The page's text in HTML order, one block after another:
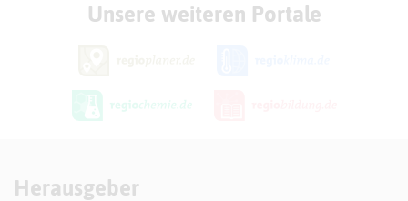
Unsere weiteren Portale
Herausgeber